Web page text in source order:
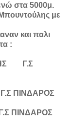
στα 5000μ.
με
και παλι
:
Γ.Σ
ΠΙΝΔΑΡΟΣ
ΠΙΝΔΑΡΟΣ